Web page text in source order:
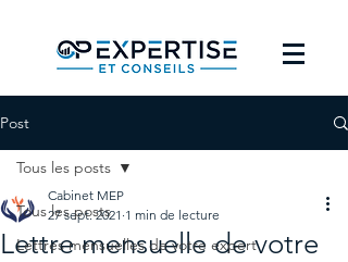
Post
Tous les posts
Lettres mensuelles de votre expert
Tous les posts
Lettre mensuelle de votre
Cabinet MEP
27 sept. 2021 1 min de lecture